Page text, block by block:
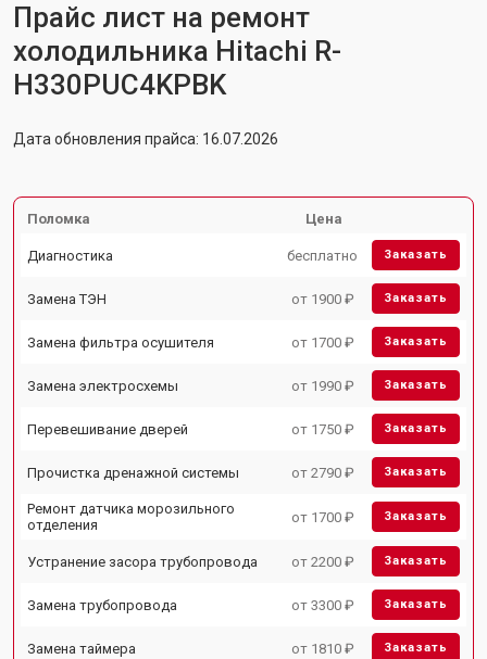
Прайс лист на ремонт
холодильника Hitachi R-
H330PUC4KPBK
Дата обновления прайса: 16.07.2026
Поломка Цена
Диагностика бесплатно Заказать
Замена ТЭН от 1900 ₽ Заказать
Замена фильтра осушителя от 1700 ₽ Заказать
Замена электросхемы от 1990 ₽ Заказать
Перевешивание дверей от 1750 ₽ Заказать
Прочистка дренажной системы от 2790 ₽ Заказать
Ремонт датчика морозильного
отделения
от 1700 ₽ Заказать
Устранение засора трубопровода от 2200 ₽ Заказать
Замена трубопровода от 3300 ₽ Заказать
Замена таймера от 1810 ₽ Заказать